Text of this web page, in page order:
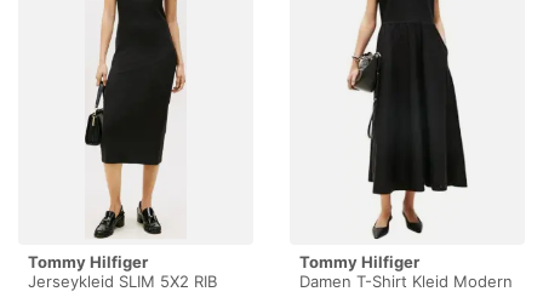
Tommy Hilfiger
Jerseykleid SLIM 5X2 RIB
Tommy Hilfiger
Damen T-Shirt Kleid Modern